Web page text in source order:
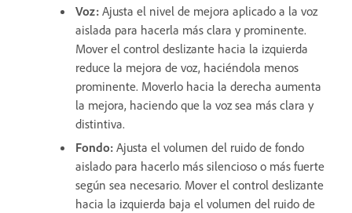
Voz: Ajusta el nivel de mejora aplicado a la voz
aislada para hacerla más clara y prominente.
Mover el control deslizante hacia la izquierda
reduce la mejora de voz, haciéndola menos
prominente. Moverlo hacia la derecha aumenta
la mejora, haciendo que la voz sea más clara y
distintiva.
Fondo: Ajusta el volumen del ruido de fondo
aislado para hacerlo más silencioso o más fuerte
según sea necesario. Mover el control deslizante
hacia la izquierda baja el volumen del ruido de